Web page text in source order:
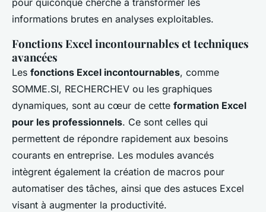
pour quiconque cherche à transformer les
informations brutes en analyses exploitables.
Fonctions Excel incontournables et techniques
avancées
Les fonctions Excel incontournables, comme
SOMME.SI, RECHERCHEV ou les graphiques
dynamiques, sont au cœur de cette formation Excel
pour les professionnels. Ce sont celles qui
permettent de répondre rapidement aux besoins
courants en entreprise. Les modules avancés
intègrent également la création de macros pour
automatiser des tâches, ainsi que des astuces Excel
visant à augmenter la productivité.